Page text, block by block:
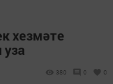
хезмәте
380 0 0